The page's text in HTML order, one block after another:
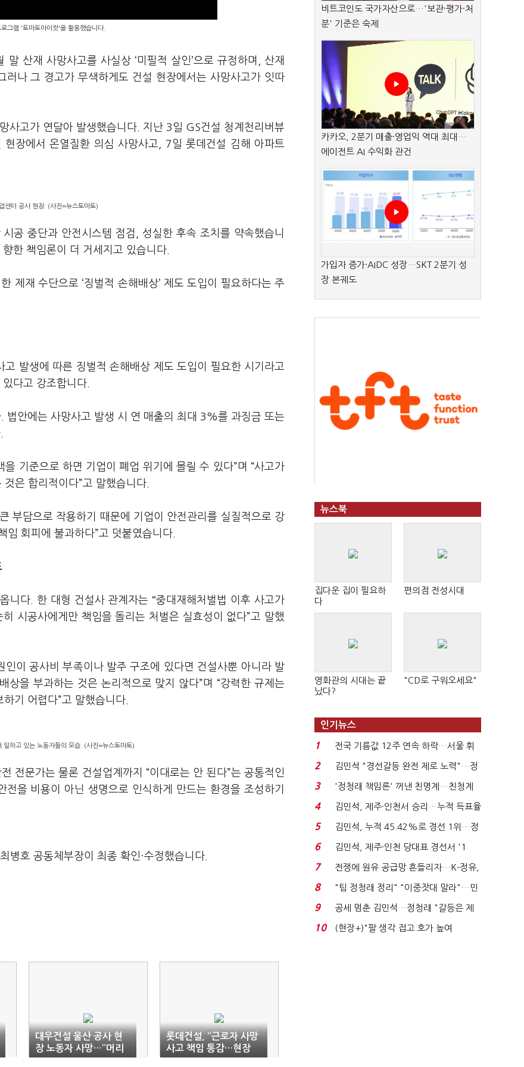
그램 '토마토아이컷'을 활용했습니다.
산재 사망사고를 사실상 ‘미필적 살인’으로 규정하며, 산재
나 그 경고가 무색하게도 건설 현장에서는 사망사고가 잇따
사고가 연달아 발생했습니다. 지난 3일 GS건설 청계천리버뷰
장에서 온열질환 의심 사망사고, 7일 롯데건설 김해 아파트
센터 공사 현장. (사진=뉴스토마토)
공 중단과 안전시스템 점검, 성실한 후속 조치를 약속했습니
한 책임론이 더 거세지고 있습니다.
제재 수단으로 ‘징벌적 손해배상’ 제도 도입이 필요하다는 주
발생에 따른 징벌적 손해배상 제도 도입이 필요한 시기라고
다고 강조합니다.
법안에는 사망사고 발생 시 연 매출의 최대 3%를 과징금 또는
기준으로 하면 기업이 폐업 위기에 몰릴 수 있다”며 “사고가
은 합리적이다”고 말했습니다.
부담으로 작용하기 때문에 기업이 안전관리를 실질적으로 강
임 회피에 불과하다”고 덧붙였습니다.
니다. 한 대형 건설사 관계자는 “중대재해처벌법 이후 사고가
시공사에게만 책임을 돌리는 처벌은 실효성이 없다”고 말했
이 공사비 부족이나 발주 구조에 있다면 건설사뿐 아니라 발
을 부과하는 것은 논리적으로 맞지 않다”며 “강력한 규제는
기 어렵다”고 말했습니다.
일하고 있는 노동자들의 모습. (사진=뉴스토마토)
전문가는 물론 건설업계까지 “이대로는 안 된다”는 공통적인
을 비용이 아닌 생명으로 인식하게 만드는 환경을 조성하기
병호 공동체부장이 최종 확인·수정했습니다.
대우건설 울산 공사 현
장 노동자 사망…“머리
숙여 사죄”
롯데건설, “근로자 사망
사고 책임 통감…현장
작업 중단”
비트코인도 국가자산으로…'보관·평가·처
분' 기준은 숙제
카카오, 2분기 매출·영업익 역대 최대…
에이전트 AI 수익화 관건
가입자 증가·AIDC 성장…SKT 2분기 성
장 본궤도
뉴스북
집다운 집이 필요하
다
편의점 전성시대
영화관의 시대는 끝
났다?
"CD로 구워오세요"
인기뉴스
1
전국 기름값 12주 연속 하락…서울 휘
발윳값 1909원...
2
김민석 "경선갈등 완전 제로 노력"…정
청래 "반명 공세 사...
3
'정청래 책임론' 꺼낸 친명계…친청계
는 추가투표 때리기...
4
김민석, 제주·인천서 승리…누적 득표율
'1위 탈환'(종합)...
5
김민석, 누적 45.42%로 경선 1위…정
청래와 격차 0.86%p(...
6
김민석, 제주·인천 당대표 경선서 '1
위'(1보)...
7
전쟁에 원유 공급망 흔들리자…K-정유,
에너지안보 핵심...
8
"팀 정청래 정리" "이중잣대 말라"…민
주 최고위원 계파 다...
9
공세 멈춘 김민석…정청래 "갈등은 제
가 수습"
10
(현장+)"팔 생각 접고 호가 높여